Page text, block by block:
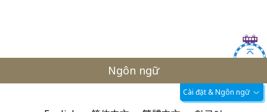
Ngôn ngữ
Cài đặt & Ngôn ngữ